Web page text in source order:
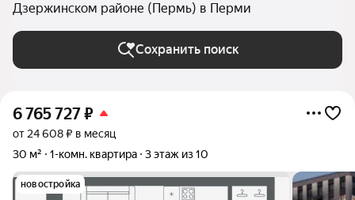
Дзержинском районе (Пермь) в Перми
Сохранить поиск
6 765 727₽
от 24 608 ₽ в месяц
30 м²
1-комн. квартира 3 этаж из 10
новостройка